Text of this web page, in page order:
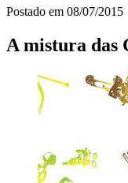
Postado em 08/07/2015
A mistura das